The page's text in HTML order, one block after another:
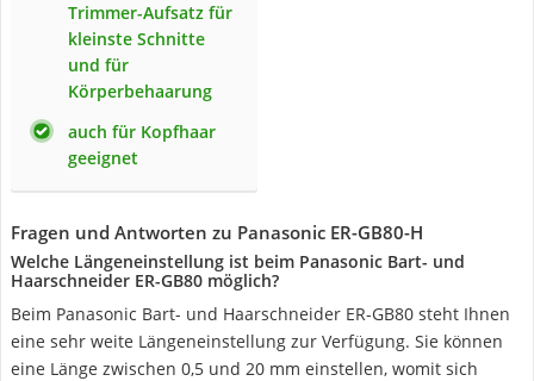
Trimmer-Aufsatz für
kleinste Schnitte
und für
Körperbehaarung
auch für Kopfhaar
geeignet
Fragen und Antworten zu Panasonic ER-GB80-H
Welche Längeneinstellung ist beim ‎Panasonic Bart- und
Haarschneider ER-GB80 möglich?
Beim ‎Panasonic Bart- und Haarschneider ER-GB80 steht Ihnen
eine sehr weite Längeneinstellung zur Verfügung. Sie können
eine Länge zwischen 0,5 und 20 mm einstellen, womit sich